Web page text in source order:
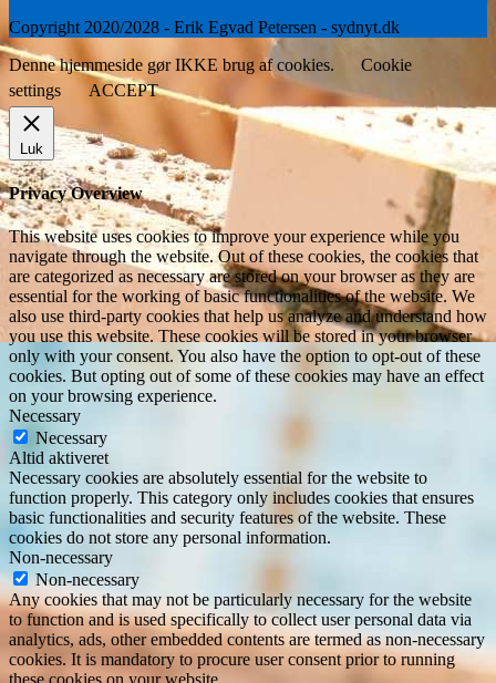
Copyright 2020/2028 - Erik Egvad Petersen - sydnyt.dk
Denne hjemmeside gør IKKE brug af cookies.
Cookie
settings
ACCEPT
Luk
Privacy Overview
This website uses cookies to improve your experience while you
navigate through the website. Out of these cookies, the cookies that
are categorized as necessary are stored on your browser as they are
essential for the working of basic functionalities of the website. We
also use third-party cookies that help us analyze and understand how
you use this website. These cookies will be stored in your browser
only with your consent. You also have the option to opt-out of these
cookies. But opting out of some of these cookies may have an effect
on your browsing experience.
Necessary
Necessary
Altid aktiveret
Necessary cookies are absolutely essential for the website to
function properly. This category only includes cookies that ensures
basic functionalities and security features of the website. These
cookies do not store any personal information.
Non-necessary
Non-necessary
Any cookies that may not be particularly necessary for the website
to function and is used specifically to collect user personal data via
analytics, ads, other embedded contents are termed as non-necessary
cookies. It is mandatory to procure user consent prior to running